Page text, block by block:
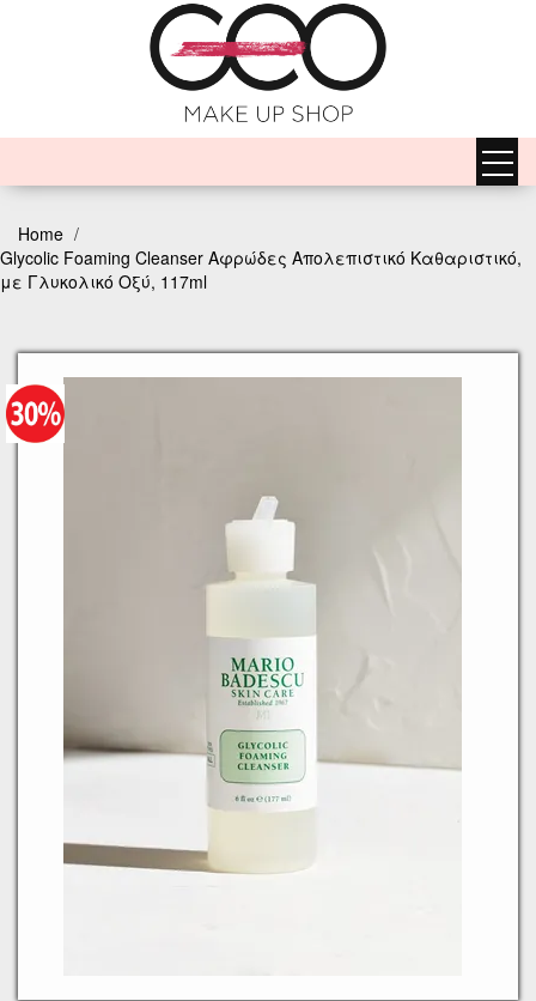
Home
Glycolic Foaming Cleanser Αφρώδες Απολεπιστικό Καθαριστικό,
με Γλυκολικό Οξύ, 117ml